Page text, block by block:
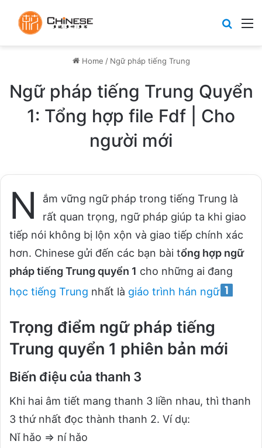
Home / Ngữ pháp tiếng Trung
Ngữ pháp tiếng Trung Quyển
1: Tổng hợp file Fdf | Cho
người mới
N
ắm vững ngữ pháp trong tiếng Trung là
rất quan trọng, ngữ pháp giúp ta khi giao
tiếp nói không bị lộn xộn và giao tiếp chính xác
hơn. Chinese gửi đến các bạn bài tổng hợp ngữ
pháp tiếng Trung quyển 1 cho những ai đang
học tiếng Trung nhất là giáo trình hán ngữ
Trọng điểm ngữ pháp tiếng
Trung quyển 1 phiên bản mới
Biến điệu của thanh 3
Khi hai âm tiết mang thanh 3 liền nhau, thì thanh
3 thứ nhất đọc thành thanh 2. Ví dụ:
Nǐ hǎo ⇒ ní hǎo